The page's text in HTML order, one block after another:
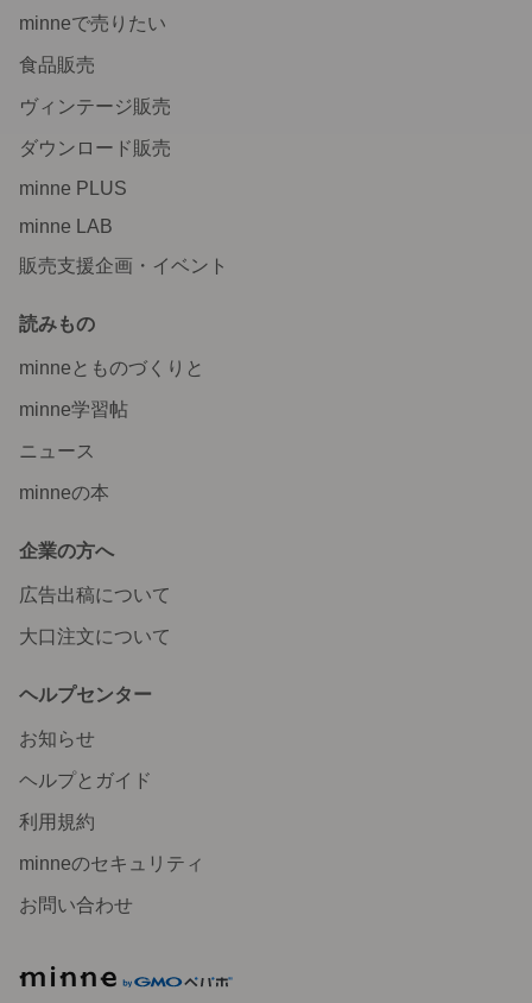
minneで売りたい
食品販売
ヴィンテージ販売
ダウンロード販売
minne PLUS
minne LAB
販売支援企画・イベント
読みもの
minneとものづくりと
minne学習帖
ニュース
minneの本
企業の方へ
広告出稿について
大口注文について
ヘルプセンター
お知らせ
ヘルプとガイド
利用規約
minneのセキュリティ
お問い合わせ